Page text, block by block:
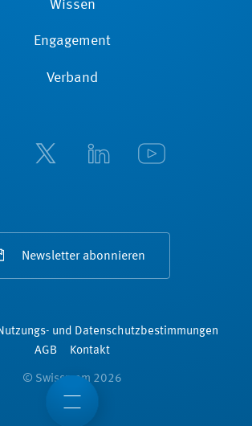
Wissen
Engagement
Verband
Newsletter abonnieren
und Datenschutzbestimmungen
AGB
Kontakt
© Swissmem 2026